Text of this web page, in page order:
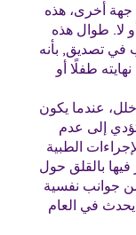
أخرى، هذه
لا. طوال هذه
في تصديق, بأنه
طفلًا أو
عندما يكون
إلى عدم
الطبية
بالقلق حول
جوانب نفسية
يحدث في العام